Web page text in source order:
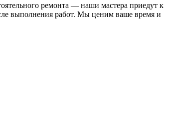
ремонта — наши мастера приедут к
выполнения работ. Мы ценим ваше время и